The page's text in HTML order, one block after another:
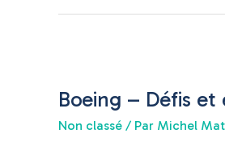
Boeing – Défis et
Non classé / Par Michel
Défis
et